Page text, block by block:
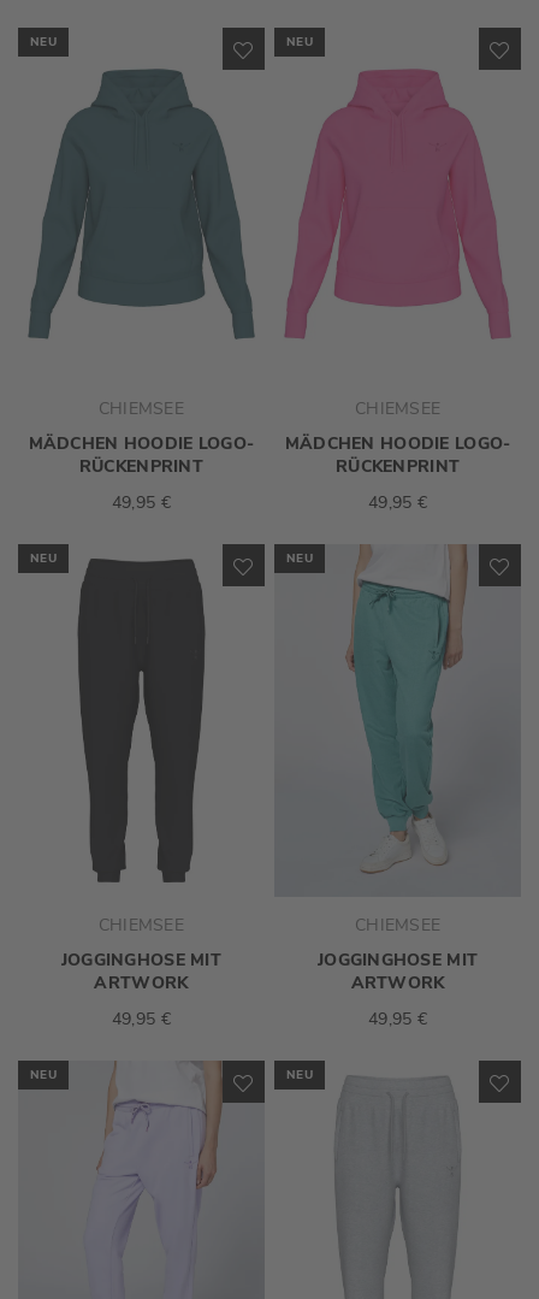
NEU
ZUR
WUNSCHLISTE
HINZUFÜGEN
CHIEMSEE
MÄDCHEN HOODIE LOGO-
RÜCKENPRINT
49,95 €
NEU
CHIEMSEE
MÄDCHEN HOODIE LOGO-
RÜCKENPRINT
49,95 €
NEU
ZUR
WUNSCHLISTE
HINZUFÜGEN
CHIEMSEE
JOGGINGHOSE MIT
ARTWORK
49,95 €
NEU
CHIEMSEE
JOGGINGHOSE MIT
ARTWORK
49,95 €
NEU
ZURNEU